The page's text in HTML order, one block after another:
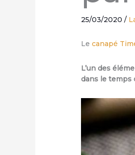
25/03/2020/
Lecanapé
L’un des
dans le temps